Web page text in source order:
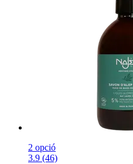
2 opció
3.9 (46)